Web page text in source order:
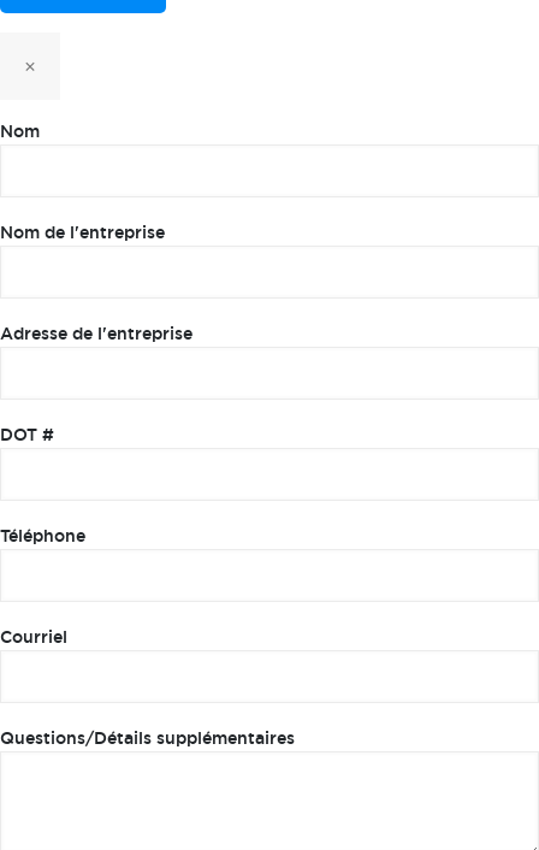
×
Nom
Nom de l'entreprise
Adresse de l'entreprise
DOT #
Téléphone
Courriel
Questions/Détails supplémentaires